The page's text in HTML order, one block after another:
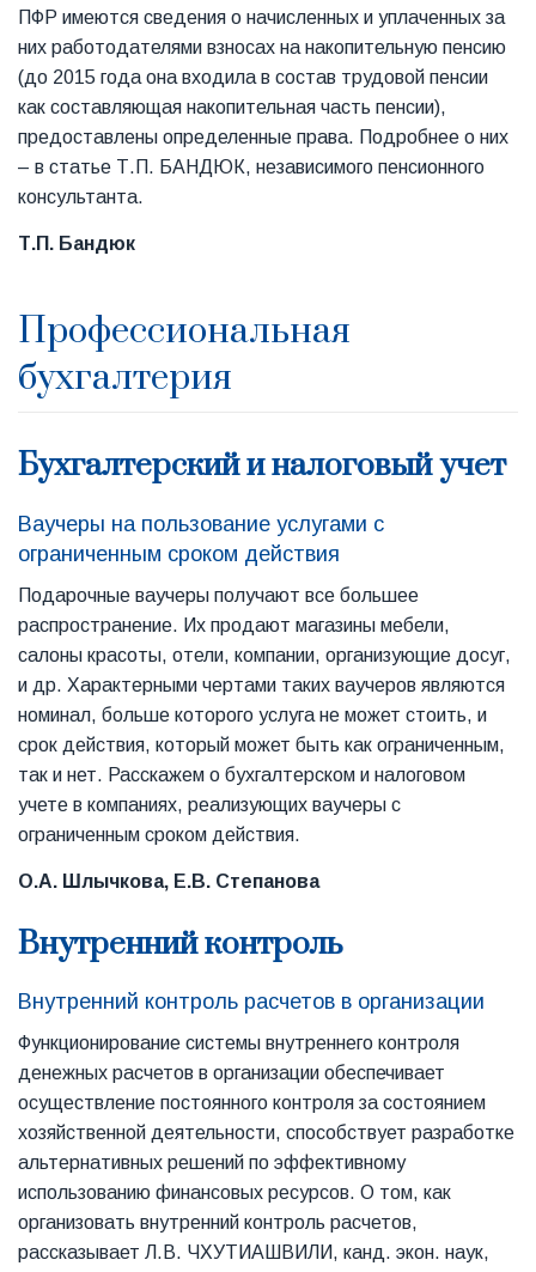
ПФР имеются сведения о начисленных и уплаченных за
них работодателями взносах на накопительную пенсию
(до 2015 года она входила в состав трудовой пенсии
как составляющая накопительная часть пенсии),
предоставлены определенные права. Подробнее о них
– в статье Т.П. БАНДЮК, независимого пенсионного
консультанта.
Т.П. Бандюк
Профессиональная
бухгалтерия
Бухгалтерский и налоговый учет
Ваучеры на пользование услугами с
ограниченным сроком действия
Подарочные ваучеры получают все большее
распространение. Их продают магазины мебели,
салоны красоты, отели, компании, организующие досуг,
и др. Характерными чертами таких ваучеров являются
номинал, больше которого услуга не может стоить, и
срок действия, который может быть как ограниченным,
так и нет. Расскажем о бухгалтерском и налоговом
учете в компаниях, реализующих ваучеры с
ограниченным сроком действия.
О.А. Шлычкова, Е.В. Степанова
Внутренний контроль
Внутренний контроль расчетов в организации
Функционирование системы внутреннего контроля
денежных расчетов в организации обеспечивает
осуществление постоянного контроля за состоянием
хозяйственной деятельности, способствует разработке
альтернативных решений по эффективному
использованию финансовых ресурсов. О том, как
организовать внутренний контроль расчетов,
рассказывает Л.В. ЧХУТИАШВИЛИ, канд. экон. наук,